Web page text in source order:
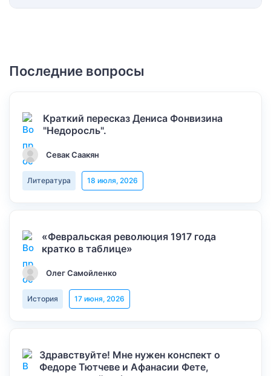
Последние вопросы
Краткий пересказ Дениса Фонвизина
"Недоросль".
Севак Саакян
Литература 18 июля, 2026
«Февральская революция 1917 года
кратко в таблице»
Олег Самойленко
История 17 июня, 2026
Здравствуйте! Мне нужен конспект о
Федоре Тютчеве и Афанасии Фете,